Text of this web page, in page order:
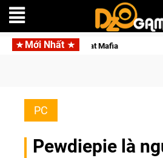
Mới Nhất Garena hợp tác
PC
Pewdiepie là